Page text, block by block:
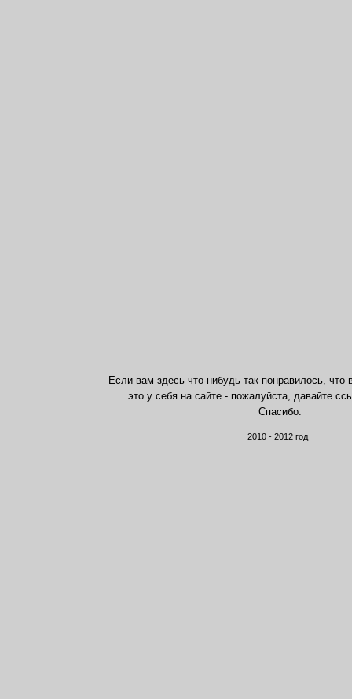
Если вам здесь что-нибудь так понравилось, что
это у себя на сайте - пожалуйста, давайте
Спасибо.
2010 - 2012 год